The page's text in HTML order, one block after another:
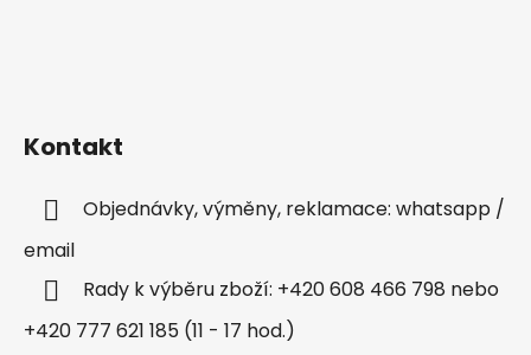
Kontakt
Objednávky, výměny, reklamace: whatsapp /
email
Rady k výběru zboží: +420 608 466 798 nebo
+420 777 621 185 (11 - 17 hod.)